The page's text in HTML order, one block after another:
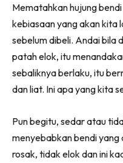
Mematahkan hujung
kebiasaan yang akan kita
sebelum dibeli. Andai bila
patah elok, itu
sebaliknya berlaku, itu
dan liat. Ini apa yang kita
Pun begitu, sedar atau
menyebabkan bendi yang
rosak, tidak elok dan ini